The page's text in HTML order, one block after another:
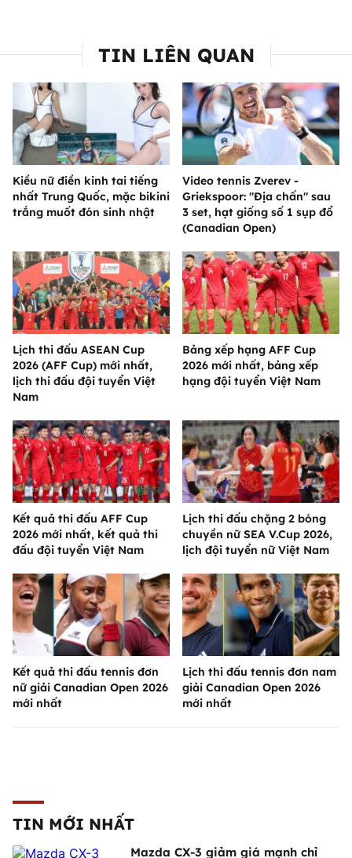
TIN LIÊN QUAN
Kiều nữ điền kinh tai tiếng
nhất Trung Quốc, mặc bikini
trắng muốt đón sinh nhật
Video tennis Zverev -
Griekspoor: "Địa chấn" sau
3 set, hạt giống số 1 sụp đổ
(Canadian Open)
Lịch thi đấu ASEAN Cup
2026 (AFF Cup) mới nhất,
lịch thi đấu đội tuyển Việt
Nam
Bảng xếp hạng AFF Cup
2026 mới nhất, bảng xếp
hạng đội tuyển Việt Nam
Kết quả thi đấu AFF Cup
2026 mới nhất, kết quả thi
đấu đội tuyển Việt Nam
Lịch thi đấu chặng 2 bóng
chuyền nữ SEA V.Cup 2026,
lịch đội tuyển nữ Việt Nam
Kết quả thi đấu tennis đơn
nữ giải Canadian Open 2026
mới nhất
Lịch thi đấu tennis đơn nam
giải Canadian Open 2026
mới nhất
TIN MỚI NHẤT
Mazda CX-3 giảm giá mạnh chỉ